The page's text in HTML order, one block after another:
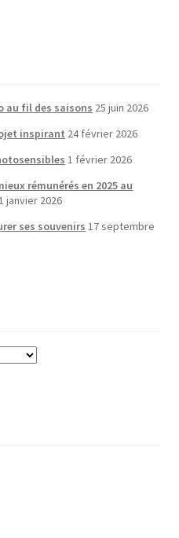
au fil des saisons 25 juin 2026
inspirant 24 février 2026
1 février 2026
rémunérés en 2025 au
janvier 2026
ses souvenirs 17 septembre